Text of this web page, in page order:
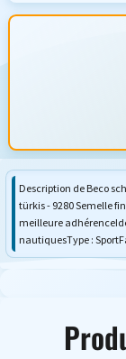
Description de Beco
türkis - 9280 Semelle
meilleure
nautiquesType :